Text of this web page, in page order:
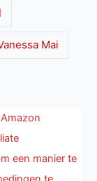
Mai
een manier te